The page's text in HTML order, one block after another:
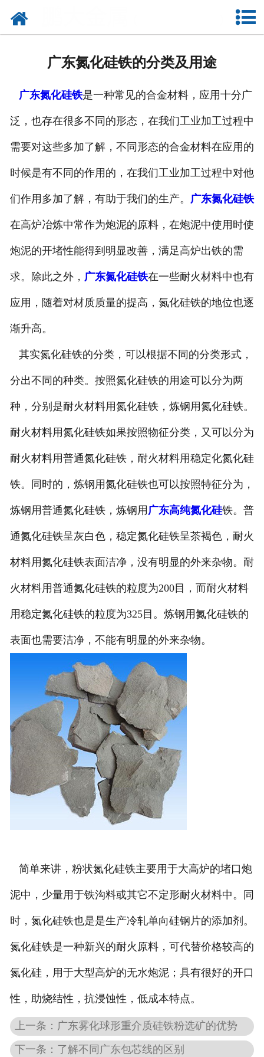
联系我们
广东氮化硅铁的分类及用途
广东氮化硅铁是一种常见的合金材料，应用十分广
泛，也存在很多不同的形态，在我们工业加工过程中
需要对这些多加了解，不同形态的合金材料在应用的
时候是有不同的作用的，在我们工业加工过程中对他
们作用多加了解，有助于我们的生产。 广东氮化硅铁
在高炉冶炼中常作为炮泥的原料，在炮泥中使用时使
炮泥的开堵性能得到明显改善，满足高炉出铁的需
求。除此之外， 广东氮化硅铁在一些耐火材料中也有
应用，随着对材质质量的提高，氮化硅铁的地位也逐
渐升高。
其实氮化硅铁的分类，可以根据不同的分类形式，
分出不同的种类。按照氮化硅铁的用途可以分为两
种，分别是耐火材料用氮化硅铁，炼钢用氮化硅铁。
耐火材料用氮化硅铁如果按照物征分类，又可以分为
耐火材料用普通氮化硅铁，耐火材料用稳定化氮化硅
铁。同时的，炼钢用氮化硅铁也可以按照特征分为，
炼钢用普通氮化硅铁，炼钢用 广东高纯氮化硅铁。普
通氮化硅铁呈灰白色，稳定氮化硅铁呈茶褐色，耐火
材料用氮化硅铁表面洁净，没有明显的外来杂物。耐
火材料用普通氮化硅铁的粒度为200目，而耐火材料
用稳定氮化硅铁的粒度为325目。炼钢用氮化硅铁的
表面也需要洁净，不能有明显的外来杂物。
简单来讲，粉状氮化硅铁主要用于大高炉的堵口炮
泥中，少量用于铁沟料或其它不定形耐火材料中。同
时，氮化硅铁也是是生产冷轧单向硅钢片的添加剂。
氮化硅铁是一种新兴的耐火原料，可代替价格较高的
氮化硅，用于大型高炉的无水炮泥；具有很好的开口
性，助烧结性，抗浸蚀性，低成本特点。
上一条：广东雾化球形重介质硅铁粉选矿的优势
下一条：了解不同广东包芯线的区别